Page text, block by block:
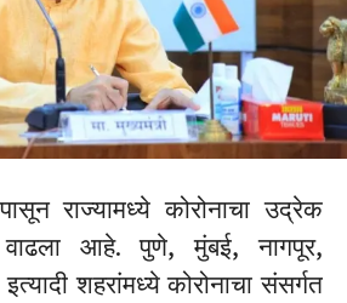
राज्यामध्ये कोरोनाचा उद्रेक
आहे. पुणे, मुंबई, नागपूर,
शहरांमध्ये कोरोनाचा संसर्गत